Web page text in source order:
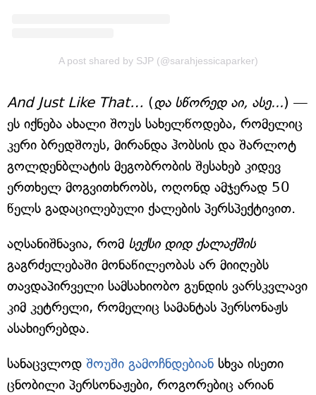
A post shared by SJP (@sarahjessicaparker)
And Just Like That… (და სწორედ აი, ასე...) —
ეს იქნება ახალი შოუს სახელწოდება, რომელიც
კერი ბრედშოუს, მირანდა ჰობსის და შარლოტ
გოლდენბლატის მეგობრობის შესახებ კიდევ
ერთხელ მოგვითხრობს, ოღონდ ამჯერად 50
წელს გადაცილებული ქალების პერსპექტივით.
აღსანიშნავია, რომ სექსი დიდ ქალაქშის
გაგრძელებაში მონაწილეობას არ მიიღებს
თავდაპირველი სამსახიობო გუნდის ვარსკვლავი
კიმ კეტრელი, რომელიც სამანტას პერსონაჟს
ასახიერებდა.
სანაცვლოდ შოუში გამოჩნდებიან სხვა ისეთი
ცნობილი პერსონაჟები, როგორებიც არიან